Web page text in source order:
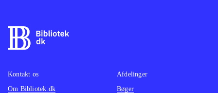
Kontakt os
Om Bibliotek.dk
Afdelinger
Bøger